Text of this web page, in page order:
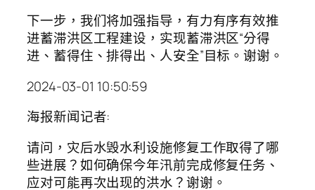
下一步，我们将加强指导，有力有序有效推
进蓄滞洪区工程建设，实现蓄滞洪区“分得
进、蓄得住、排得出、人安全”目标。谢谢。
2024-03-01 10:50:59
海报新闻记者:
请问，灾后水毁水利设施修复工作取得了哪
些进展？如何确保今年汛前完成修复任务、
应对可能再次出现的洪水？谢谢。